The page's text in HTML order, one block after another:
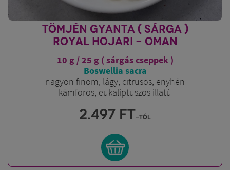
TÖMJÉN GYANTA ( SÁRGA )
ROYAL HOJARI - OMAN
10 g / 25 g ( sárgás cseppek )
Boswellia sacra
nagyon finom, lágy, citrusos, enyhén
kámforos, eukaliptuszos illatú
2.497 FT-tól